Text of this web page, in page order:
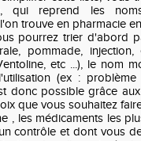
qui reprend les
trouve en pharmacie
pourrez trier d'abord
pommade,
etc ...), le nom
(ex : problème
donc possible grâce
que vous souhaitez
, les médicaments les
contrôle et dont vous